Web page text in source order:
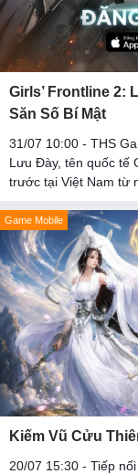
Girls’ Frontline
Săn Số Bí Mật
31/07 10:00 - THS
Lưu Đày, tên quốc tế
trước tại Việt Nam từ
Game Mobile
Kiếm Vũ Cửu
20/07 15:30 - Tiếp